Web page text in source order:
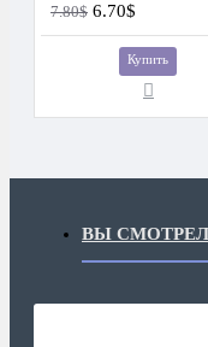
7.80$ 6.70$
Купить
ВЫ